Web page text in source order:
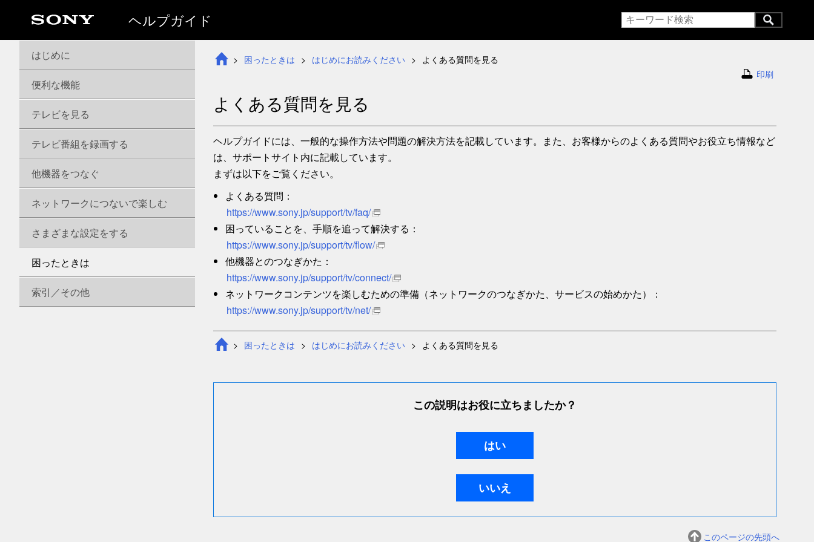
ヘルプガイド
困ったときは はじめにお読みください
よくある質問を見る
印刷
よくある質問を見る
ヘルプガイドには、一般的な操作方法や問題の解決方法を記載しています。また、お客様からのよくある質問やお役立ち情報など
は、サポートサイト内に記載しています。
まずは以下をご覧ください。
よくある質問：
https://www.sony.jp/support/tv/faq/
困っていることを、手順を追って解決する：
https://www.sony.jp/support/tv/flow/
他機器とのつなぎかた：
https://www.sony.jp/support/tv/connect/
ネットワークコンテンツを楽しむための準備（ネットワークのつなぎかた、サービスの始めかた）：
https://www.sony.jp/support/tv/net/
困ったときは はじめにお読みください よくある質問を見る
この説明はお役に立ちましたか？
はじめに
便利な機能
テレビを見る
テレビ番組を録画する
他機器をつなぐ
ネットワークにつないで楽しむ
さまざまな設定をする
困ったときは
索引／その他
このページの先頭へ